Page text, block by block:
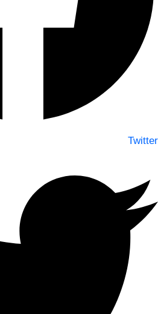
Twitter